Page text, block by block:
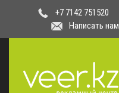
+7 7142 751520
Написать нам